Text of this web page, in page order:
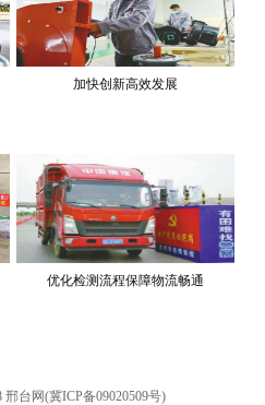
加快创新高效发展
优化检测流程保障物流畅通